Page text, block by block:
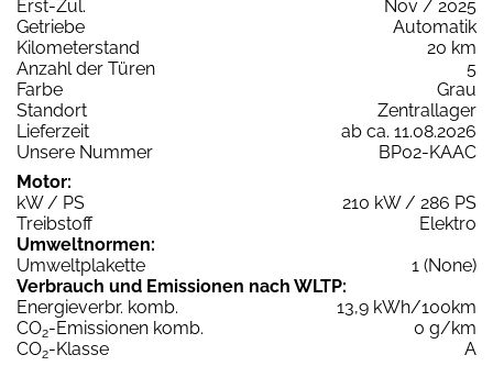
Erst-Zul.
Nov / 2025
Getriebe
Automatik
Kilometerstand
20 km
Anzahl der Türen
5
Farbe
Grau
Standort
Zentrallager
Lieferzeit
ab ca. 11.08.2026
Unsere Nummer
BP02-KAAC
Motor:
kW / PS
210 kW / 286 PS
Treibstoff
Elektro
Umweltnormen:
Umweltplakette
1 (None)
Verbrauch und Emissionen nach WLTP:
Energieverbr. komb.
13,9 kWh/100km
CO2-Emissionen komb.
0 g/km
CO2-Klasse
A